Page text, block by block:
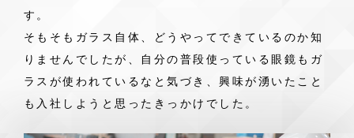
す。
そもそもガラス自体、どうやってできているのか知
りませんでしたが、自分の普段使っている眼鏡もガ
ラスが使われているなと気づき、興味が湧いたこと
も入社しようと思ったきっかけでした。